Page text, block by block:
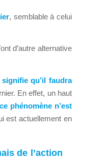
, semblable à celui
d’autre alternative
signifie qu’il faudra
En effet, un haut
ce phénomène n’est
est actuellement en
de l’action